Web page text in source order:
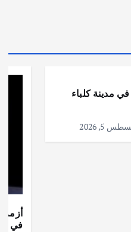
مدينة كلباء
5, 2026
أزمة
في